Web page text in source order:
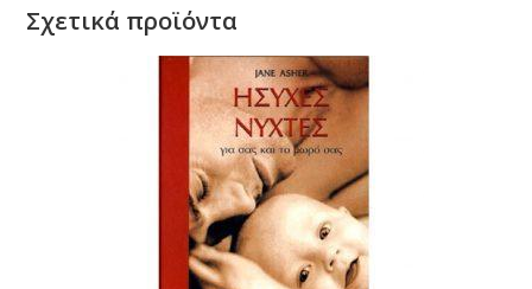
Σχετικά προϊόντα